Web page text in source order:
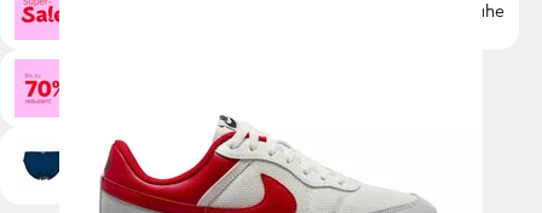
Schuhe
Bademode Socken